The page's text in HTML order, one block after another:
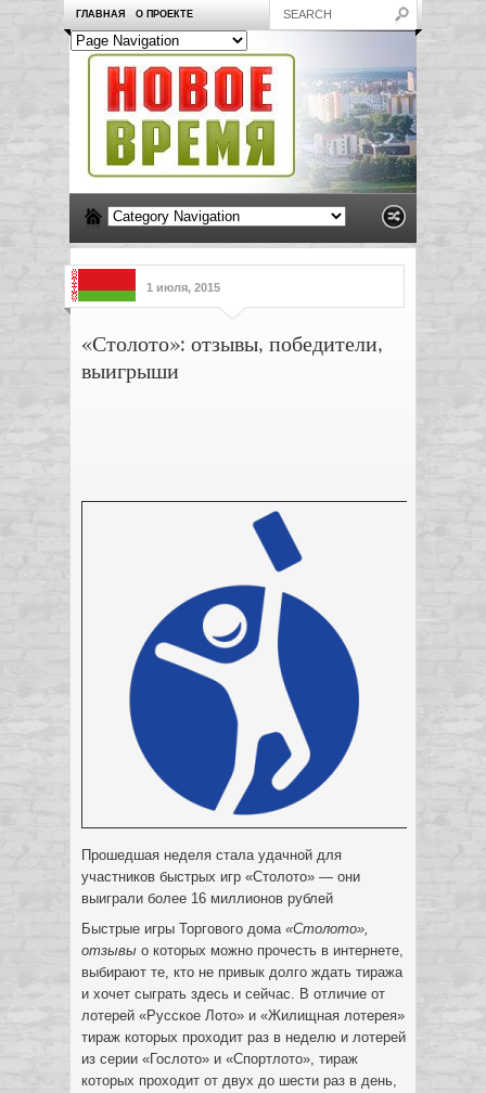
ГЛАВНАЯ О ПРОЕКТЕ
1 июля, 2015
«Столото»: отзывы, победители,
выигрыши
Прошедшая неделя стала удачной для
участников быстрых игр «Столото» — они
выиграли более 16 миллионов рублей
Быстрые игры Торгового дома «Столото»,
отзывы о которых можно прочесть в интернете,
выбирают те, кто не привык долго ждать тиража
и хочет сыграть здесь и сейчас. В отличие от
лотерей «Русское Лото» и «Жилищная лотерея»
тираж которых проходит раз в неделю и лотерей
из серии «Гослото» и «Спортлото», тираж
которых проходит от двух до шести раз в день,